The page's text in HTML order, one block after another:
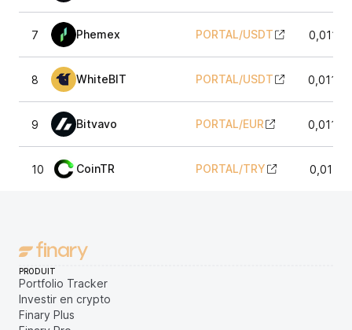
7 Phemex PORTAL/USDT
8 WhiteBIT PORTAL/USDT
9 Bitvavo PORTAL/EUR
10 CoinTR PORTAL/TRY
PRODUIT
Portfolio Tracker
Investir en crypto
Finary Plus